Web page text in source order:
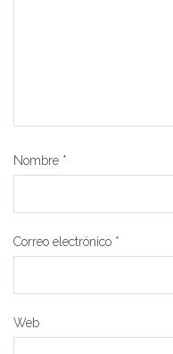
Nombre *
Correo electrónico *
Web